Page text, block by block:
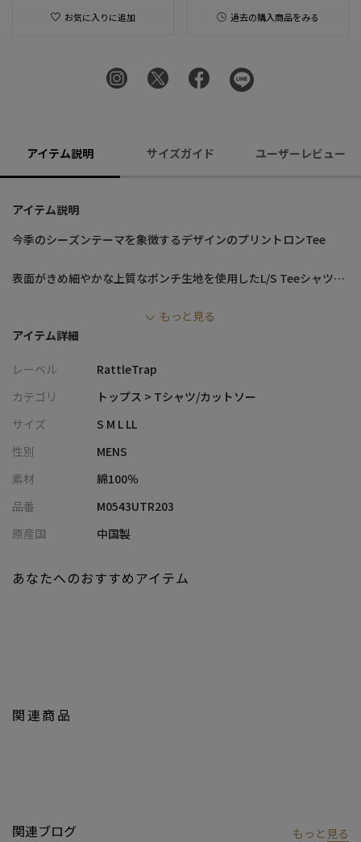
お気に入りに追加 過去の購入商品をみる
アイテム説明 サイズガイド ユーザーレビュー
アイテム説明
今季のシーズンテーマを象徴するデザインのプリントロンTee
表面がきめ細やかな上質なポンチ生地を使用したL/S Teeシャツ。
ンソースとしたグラフィックが目を引く、一枚でも様になるTeeシ
ャツに仕上げています。
【画像に関するご注意】
※画像はサンプルです。仕様が変更になることがありますのであ
※商品の色味につきまして、お客様のお使いのPCのモニター環
境、設定により実際のカラーと画像の色味が違って見える場合が
御座います。予めご了承の上、ご注文下さい。
場合が御座います。商品の色味は生地アップ・スタジオ撮影の画
像をご参考下さい。
もっと見る
アイテム詳細
レーベル
RattleTrap
カテゴリ
トップス > Tシャツ/カットソー
サイズ
S M L LL
性別
MENS
素材
綿100％
品番
M0543UTR203
原産国
中国製
関連商品
あなたへのおすすめアイテム
関連ブログ もっと 見る